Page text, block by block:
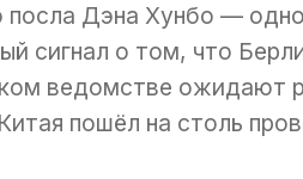
посла Дэна Хунбо —
сигнал о том, что
ведомстве ожидают
пошёл на столь